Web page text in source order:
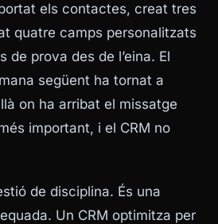
els contactes, creat tres
quatre camps personalitzats
de prova des de l’eina. El
següent ha tornat a
on ha arribat el missatge
important, i el CRM no
de disciplina. És una
Un CRM optimitza per